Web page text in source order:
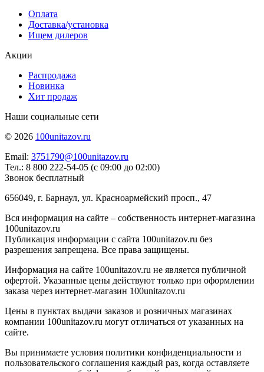
Оплата
Доставка/установка
Ищем дилеров
Акции
Распродажа
Новинка
Хит продаж
Наши социальные сети
© 2026 100unitazov.ru
Email: 3751790@100unitazov.ru
Тел.: 8 800 222-54-05 (с 09:00 до 02:00)
Звонок бесплатный
656049, г. Барнаул, ул. Красноармейский просп., 47
Вся информация на сайте – собственность интернет-магазина
100unitazov.ru
Публикация информации с сайта 100unitazov.ru без
разрешения запрещена. Все права защищены.
Информация на сайте 100unitazov.ru не является публичной
офертой. Указанные цены действуют только при оформлении
заказа через интернет-магазин 100unitazov.ru
Цены в пунктах выдачи заказов и розничных магазинах
компании 100unitazov.ru могут отличаться от указанных на
сайте.
Вы принимаете условия политики конфиденциальности и
пользовательского соглашения каждый раз, когда оставляете